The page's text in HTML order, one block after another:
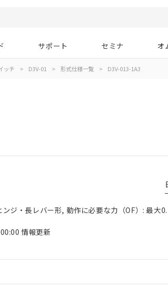
サポート セミナ オ
ッチ > D3V-01 > 形式仕様一覧 > D3V-013-1A3
ジ・長レバー形, 動作に必要な力（OF）: 最大
情報更新